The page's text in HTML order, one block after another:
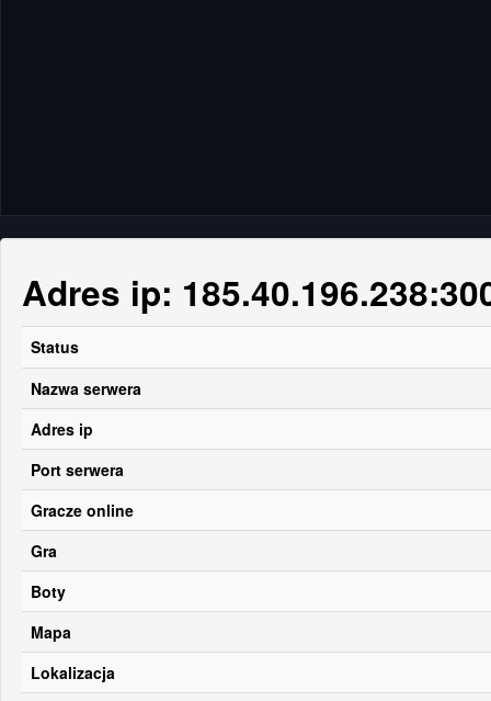
Adres ip:
Status
Nazwa serwera
Adres ip
Port serwera
Gracze online
Gra
Boty
Mapa
Lokalizacja